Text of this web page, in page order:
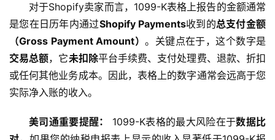
对于Shopify卖家而言，1099-K表格上报告的金额通常
是您在日历年内通过Shopify Payments收到的总支付金额
（Gross Payment Amount）。关键点在于，这个数字是
交易总额，它未扣除平台手续费、支付处理费、退款、折扣
或任何其他业务成本。因此，表格上的数字通常会远高于您
实际净入账的收入。
美司通重要提醒： 1099-K表格的最大风险在于数据比